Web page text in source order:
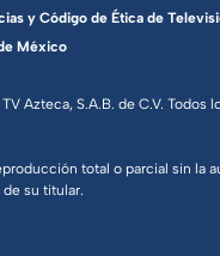
Azteca, S.A.B. de C.V. Todos
total o parcial sin la
su titular.
y Código de Ética de
México